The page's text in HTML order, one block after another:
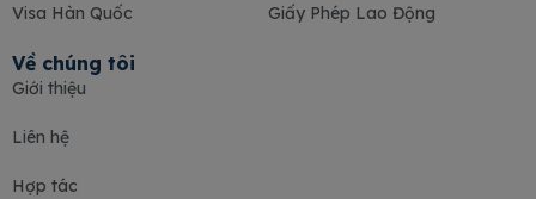
Về chúng tôi
Giới thiệu
Liên hệ
Hợp tác
Visa Hàn Quốc Giấy Phép Lao Động